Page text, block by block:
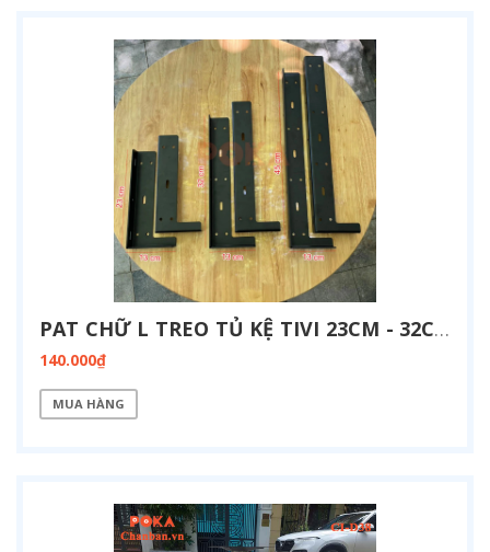
PAT CHỮ L TREO TỦ KỆ TIVI 23CM - 32CM - 45CM
140.000₫
MUA HÀNG